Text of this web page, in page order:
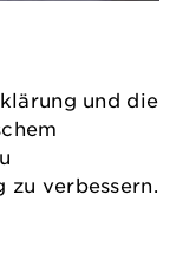
und die
zu verbessern.